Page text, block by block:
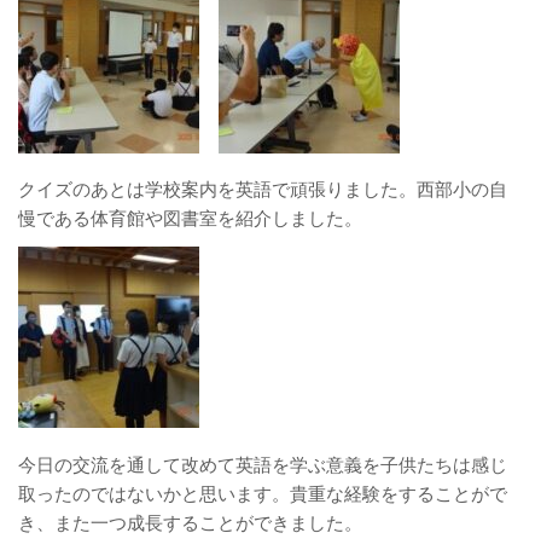
クイズのあとは学校案内を英語で頑張りました。西部小の自
慢である体育館や図書室を紹介しました。
今日の交流を通して改めて英語を学ぶ意義を子供たちは感じ
取ったのではないかと思います。貴重な経験をすることがで
き、また一つ成長することができました。